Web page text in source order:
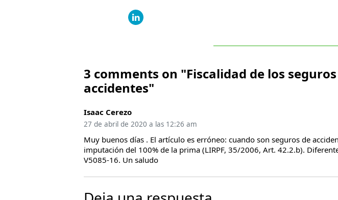
3 comments on "Fiscalidad de los
accidentes"
Isaac Cerezo
27 de abril de 2020 a las 12:26 am
Muy buenos días . El artículo es erróneo: cuando son seguros de
imputación del 100% de la prima (LIRPF, 35/2006, Art. 42.2.b).
V5085-16. Un saludo